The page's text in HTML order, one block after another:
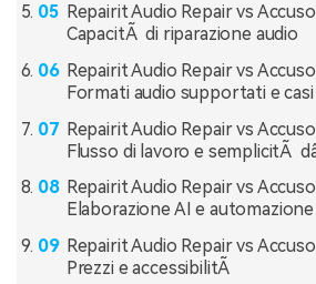
Repairit Audio Repair vs
CapacitÃ di riparazione audio
Repairit Audio Repair vs
Formati audio supportati e
Repairit Audio Repair vs
Flusso di lavoro e semplicitÃ
Repairit Audio Repair vs
Elaborazione AI e automazione
Repairit Audio Repair vs
Prezzi e accessibilitÃ